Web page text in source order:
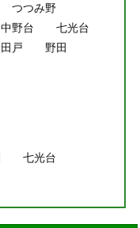
つつみ野
中野台
七光台
戸
野田
七光台